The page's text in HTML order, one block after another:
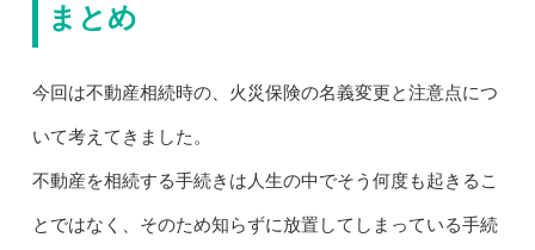
まとめ
今回は不動産相続時の、火災保険の名義変更と注意点につ
いて考えてきました。
不動産を相続する手続きは人生の中でそう何度も起きるこ
とではなく、そのため知らずに放置してしまっている手続